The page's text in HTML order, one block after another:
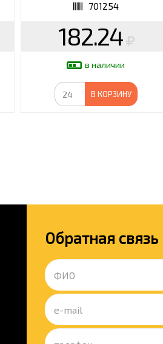
701254
182.24
в наличии
В КОРЗИНУ
Обратная связь